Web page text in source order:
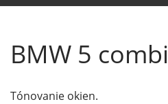
BMW 5 combi
Tónovanie okien.